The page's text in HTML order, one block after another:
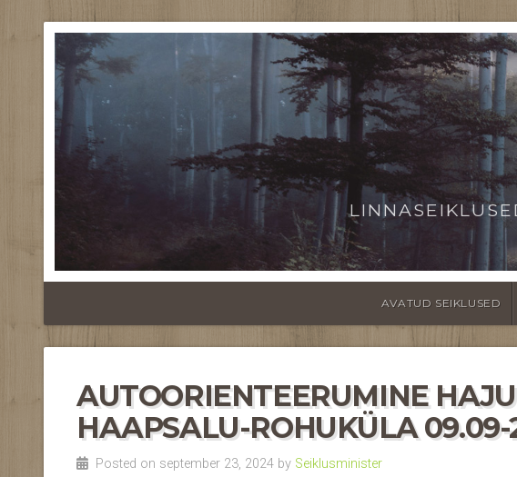
AVATUD SEIKLUSED
AUTOORIENTEERUMINE
HAAPSALU-ROHUKÜLA 09.09-
Posted on september 23, 2024 by Seiklusminister